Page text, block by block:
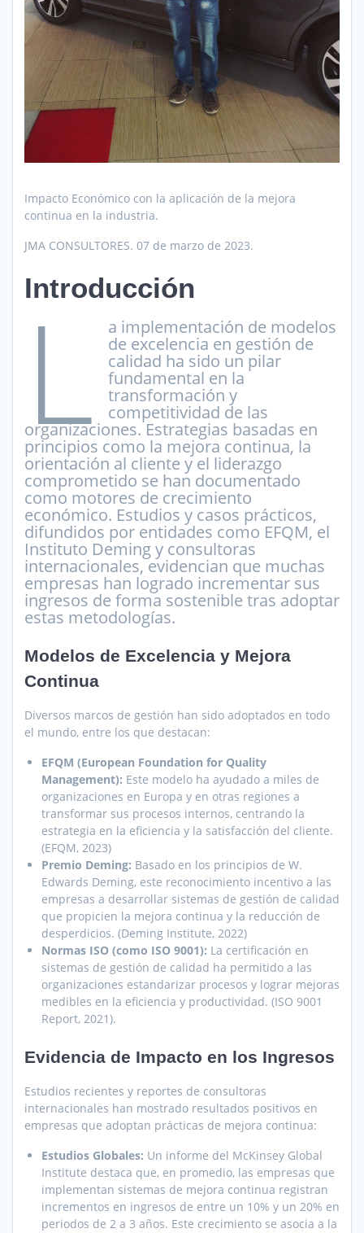
Impacto Económico con la aplicación de la mejora
continua en la industria.
JMA CONSULTORES. 07 de marzo de 2023.
Introducción
L a implementación de modelos
de excelencia en gestión de
calidad ha sido un pilar
fundamental en la
transformación y
competitividad de las
organizaciones. Estrategias basadas en
principios como la mejora continua, la
orientación al cliente y el liderazgo
comprometido se han documentado
como motores de crecimiento
económico. Estudios y casos prácticos,
difundidos por entidades como EFQM, el
Instituto Deming y consultoras
internacionales, evidencian que muchas
empresas han logrado incrementar sus
ingresos de forma sostenible tras adoptar
estas metodologías.
Modelos de Excelencia y Mejora
Continua
Diversos marcos de gestión han sido adoptados en todo
el mundo, entre los que destacan:
EFQM (European Foundation for Quality
Management): Este modelo ha ayudado a miles de
organizaciones en Europa y en otras regiones a
transformar sus procesos internos, centrando la
estrategia en la eficiencia y la satisfacción del cliente.
(EFQM, 2023)
Premio Deming: Basado en los principios de W.
Edwards Deming, este reconocimiento incentivo a las
empresas a desarrollar sistemas de gestión de calidad
que propicien la mejora continua y la reducción de
desperdicios. (Deming Institute, 2022)
Normas ISO (como ISO 9001): La certificación en
sistemas de gestión de calidad ha permitido a las
organizaciones estandarizar procesos y lograr mejoras
medibles en la eficiencia y productividad. (ISO 9001
Report, 2021).
Evidencia de Impacto en los Ingresos
Estudios recientes y reportes de consultoras
internacionales han mostrado resultados positivos en
empresas que adoptan prácticas de mejora continua:
Estudios Globales: Un informe del McKinsey Global
Institute destaca que, en promedio, las empresas que
implementan sistemas de mejora continua registran
incrementos en ingresos de entre un 10% y un 20% en
periodos de 2 a 3 años. Este crecimiento se asocia a la